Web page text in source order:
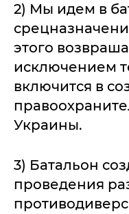
2) Мы идем в
этого
исключением
включится в
Украины.
3) Батальон
проведения